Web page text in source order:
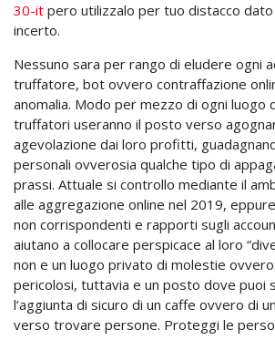
30-it pero utilizzalo per tuo distacco
incerto.
Nessuno sara per rango di eludere ogni
truffatore, bot ovvero contraffazione
anomalia. Modo per mezzo di ogni luogo
truffatori useranno il posto verso
agevolazione dai loro profitti,
personali ovverosia qualche tipo di
prassi. Attuale si controllo mediante il
alle aggregazione online nel 2019,
non corrispondenti e rapporti sugli
aiutano a collocare perspicace al loro
non e un luogo privato di molestie
pericolosi, tuttavia e un posto dove puoi
l’aggiunta di sicuro di un caffe ovvero di
verso trovare persone. Proteggi le